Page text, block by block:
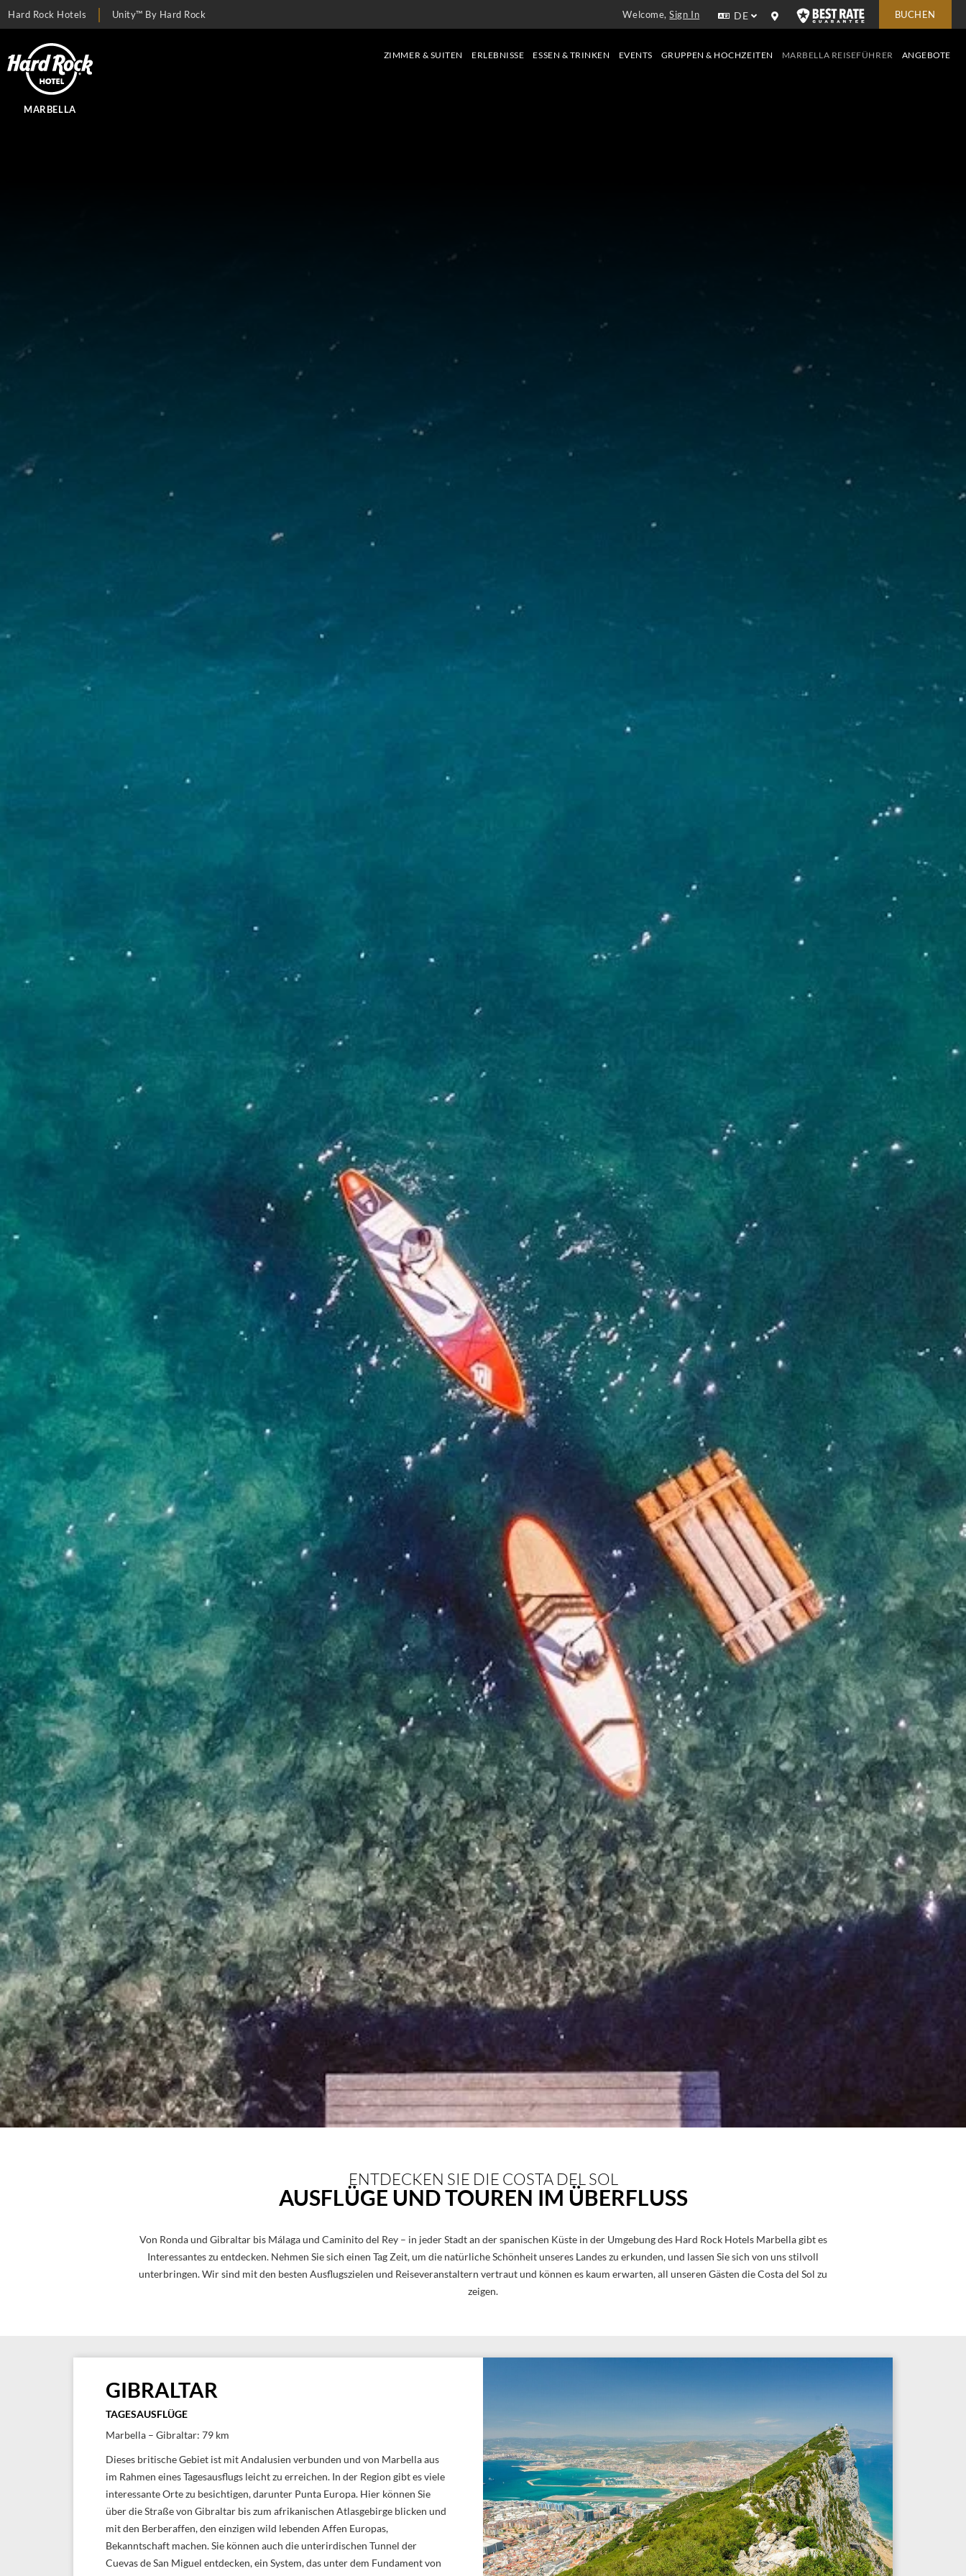
Hard Rock Hotels Unity™ By Hard Rock Welcome,Sign In DE BUCHEN
MARBELLA
ZIMMER & SUITEN ERLEBNISSE ESSEN & TRINKEN EVENTS GRUPPEN & HOCHZEITEN MARBELLA REISEFÜHRER ANGEBOTE
ENTDECKEN SIE DIE COSTA DEL SOL
AUSFLÜGE UND TOUREN IM ÜBERFLUSS
Von Ronda und Gibraltar bis Málaga und Caminito del Rey – in jeder Stadt an der spanischen Küste in der Umgebung des Hard Rock Hotels Marbella gibt es
Interessantes zu entdecken. Nehmen Sie sich einen Tag Zeit, um die natürliche Schönheit unseres Landes zu erkunden, und lassen Sie sich von uns stilvoll
unterbringen. Wir sind mit den besten Ausflugszielen und Reiseveranstaltern vertraut und können es kaum erwarten, all unseren Gästen die Costa del Sol zu
zeigen.
GIBRALTAR
TAGESAUSFLÜGE
Marbella – Gibraltar: 79 km
Dieses britische Gebiet ist mit Andalusien verbunden und von Marbella aus
im Rahmen eines Tagesausflugs leicht zu erreichen. In der Region gibt es viele
interessante Orte zu besichtigen, darunter Punta Europa. Hier können Sie
über die Straße von Gibraltar bis zum afrikanischen Atlasgebirge blicken und
mit den Berberaffen, den einzigen wild lebenden Affen Europas,
Bekanntschaft machen. Sie können auch die unterirdischen Tunnel der
Cuevas de San Miguel entdecken, ein System, das unter dem Fundament von